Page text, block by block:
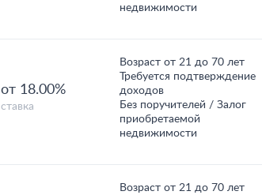
недвижимости
от 18.00%
ставка
Возраст от 21 до 70 лет
Требуется подтверждение
доходов
Без поручителей / Залог
приобретаемой
недвижимости
Возраст от 21 до 70 лет